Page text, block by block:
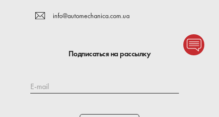
info@automechanica.com.ua
Подписаться на рассылку
E-mail